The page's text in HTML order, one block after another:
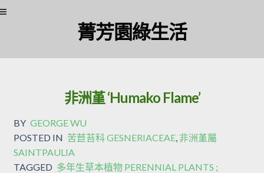
菁芳園綠生活
非洲堇 ‘Humako Flame’
BY GEORGE WU
POSTED IN 苦苣苔科 GESNERIACEAE, 非洲堇屬
SAINTPAULIA
TAGGED 多年生草本植物 PERENNIAL PLANTS ;